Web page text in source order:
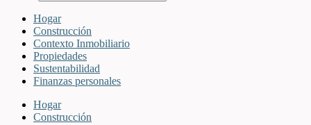
Hogar
Construcción
Contexto Inmobiliario
Propiedades
Sustentabilidad
Finanzas personales
Hogar
Construcción